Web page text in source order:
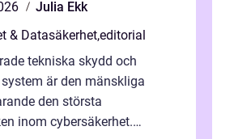
Julia Ekk
& Datasäkerhet,editorial
tekniska skydd och
är den mänskliga
den största
inom cybersäkerhet.